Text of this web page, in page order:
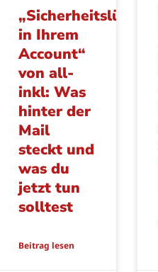
„Sicherheitslücke
in Ihrem
Account“
von all-
inkl: Was
hinter der
Mail
steckt und
was du
jetzt tun
solltest
Beitrag lesen